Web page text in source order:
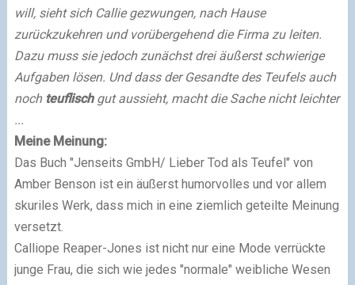
will, sieht sich Callie gezwungen, nach Hause
zurückzukehren und vorübergehend die Firma zu leiten.
Dazu muss sie jedoch zunächst drei äußerst schwierige
Aufgaben lösen. Und dass der Gesandte des Teufels auch
noch teuflischgut aussieht, macht die Sache nicht leichter
...
Meine Meinung:
Das Buch "Jenseits GmbH/ Lieber Tod als Teufel" von
Amber Benson ist ein äußerst humorvolles und vor allem
skuriles Werk, dass mich in eine ziemlich geteilte Meinung
versetzt.
Calliope Reaper-Jones ist nicht nur eine Mode verrückte
junge Frau, die sich wie jedes "normale" weibliche Wesen